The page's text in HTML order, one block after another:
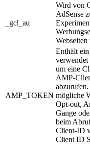
_gcl_au
Wird von
AdSense
Webseiten
AMP_TOKEN
Enthält
verwendet
um eine
AMP-
mögliche
Opt-out,
Gange
beim
Client-ID
Client ID